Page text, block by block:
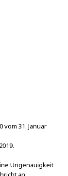
(Danzig
31. Januar
Ungenauigkeit